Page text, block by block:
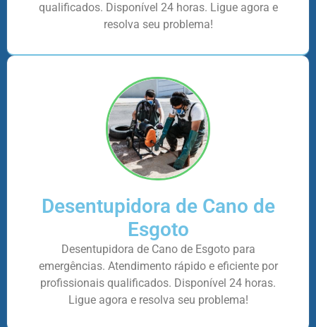
qualificados. Disponível 24 horas. Ligue agora e
resolva seu problema!
Desentupidora de Cano de
Esgoto
Desentupidora de Cano de Esgoto para
emergências. Atendimento rápido e eficiente por
profissionais qualificados. Disponível 24 horas.
Ligue agora e resolva seu problema!